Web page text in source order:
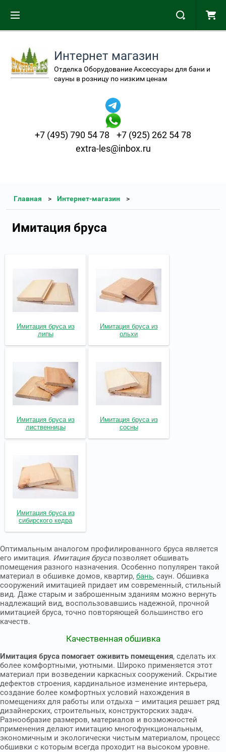
Интернет магазин
Отделка Оборудование Аксессуары для бани и
сауны в розницу по низким ценам
+7 (495) 790 54 78
+7 (925) 262 54 78
extra-les@inbox.ru
Главная Интернет-магазин
Имитация бруса
Имитация бруса из
липы
Имитация бруса из
ольхи
Имитация бруса из
лиственницы
Имитация бруса из
сосны
Имитация бруса из
сибирского кедра
Оптимальным аналогом профилированного бруса является
его имитация. Имитация брусапозволяет обшивать
помещения разного назначения. Особенно популярен такой
материал в обшивке домов, квартир, бань, саун. Обшивка
сооружений имитацией придает им современный, стильный
вид. Даже старым и заброшенным зданиям можно вернуть
надлежащий вид, воспользовавшись надежной, прочной
имитацией бруса, точно повторяющей большинство его
качеств.
Качественная обшивка
Имитация бруса помогает оживить помещения, сделать их
более комфортными, уютными. Широко применяется этот
материал при возведении каркасных сооружений. Скрытие
дефектов строения, кардинальное изменение интерьера,
создание более комфортных условий нахождения в
помещениях для работы или отдыха – имитация решает ряд
дизайнерских, строительных, конструкторских задач.
Разнообразие размеров, материалов и возможностей
применения делают имитацию многофункциональным,
экономичным и экологически чистым материалом, процесс
обшивки с которым всегда проходит на высоком уровне.